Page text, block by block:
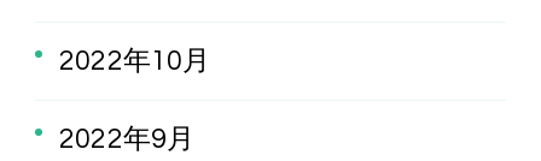
2022年10月
2022年9月